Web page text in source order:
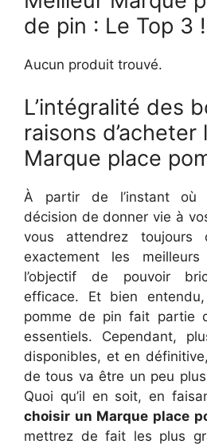
de pin : Le Top 3 !
Aucun produit trouvé.
L’intégralité des
raisons d’acheter
Marque place
À partir de l’instant où
décision de donner vie à
vous attendrez toujours
exactement les
l’objectif de pouvoir
efficace. Et bien
pomme de pin fait partie
essentiels. Cependant,
disponibles, et en
de tous va être un peu
Quoi qu’il en soit, en
choisir un Marque place
mettrez de fait les plus